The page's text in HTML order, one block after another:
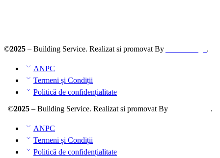
©2025 – Building Service. Realizat si promovat By .
ANPC
Termeni și Condiții
Politică de confidențialitate
©2025– Building Service. Realizat si promovat By .
ANPC
Termeni și Condiții
Politică de confidențialitate